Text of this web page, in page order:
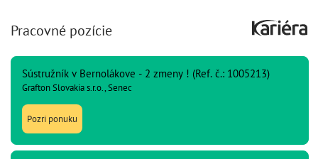
Pracovné pozície
Sústružník v Bernolákove - 2 zmeny ! (Ref. č.: 1005213)
Grafton Slovakia s.r.o., Senec
Pozri ponuku